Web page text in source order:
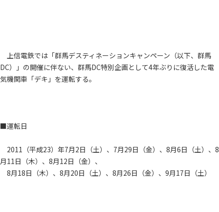
上信電鉄では「群馬デスティネーションキャンペーン（以下、群馬
DC）」の開催に伴ない、群馬DC特別企画として4年ぶりに復活した電
気機関車「デキ」を運転する。
■運転日
2011（平成23）年7月2日（土）、7月29日（金）、8月6日（土）、8
月11日（木）、8月12日（金）、
8月18日（木）、8月20日（土）、8月26日（金）、9月17日（土）